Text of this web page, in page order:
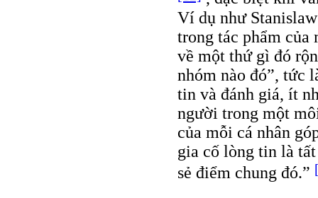
Ví dụ như
trong tác phẩm của
về một thứ gì đó
nhóm nào đó”, tức
tin và đánh giá, ít
người trong một
của mỗi cá nhân
gia cố lòng tin là
sẻ điểm chung đó.”